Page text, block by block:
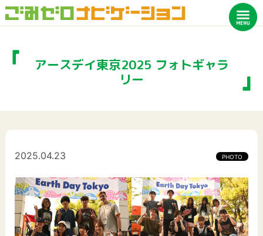
アースデイ東京2025 フォトギャラ
リー
2025.04.23 PHOTO